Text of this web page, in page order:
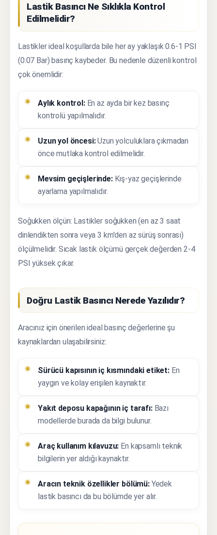
Lastik Basıncı Ne Sıklıkla Kontrol
Edilmelidir?
Lastikler ideal koşullarda bile her ay yaklaşık 0.6-1 PSI
(0.07 Bar) basınç kaybeder. Bu nedenle düzenli kontrol
çok önemlidir:
Aylık kontrol:En az ayda bir kez basınç
kontrolü yapılmalıdır.
Uzun yol öncesi:Uzun yolculuklara çıkmadan
önce mutlaka kontrol edilmelidir.
Mevsim geçişlerinde:Kış-yaz geçişlerinde
ayarlama yapılmalıdır.
Soğukken ölçün: Lastikler soğukken (en az 3 saat
dinlendikten sonra veya 3 km'den az sürüş sonrası)
ölçülmelidir. Sıcak lastik ölçümü gerçek değerden 2-4
PSI yüksek çıkar.
Doğru Lastik Basıncı Nerede Yazılıdır?
Aracınız için önerilen ideal basınç değerlerine şu
kaynaklardan ulaşabilirsiniz:
Sürücü kapısının iç kısmındaki etiket:En
yaygın ve kolay erişilen kaynaktır.
Yakıt deposu kapağının iç tarafı:Bazı
modellerde burada da bilgi bulunur.
Araç kullanım kılavuzu: En kapsamlı teknik
bilgilerin yer aldığı kaynaktır.
Aracın teknik özellikler bölümü:Yedek
lastik basıncı da bu bölümde yer alır.